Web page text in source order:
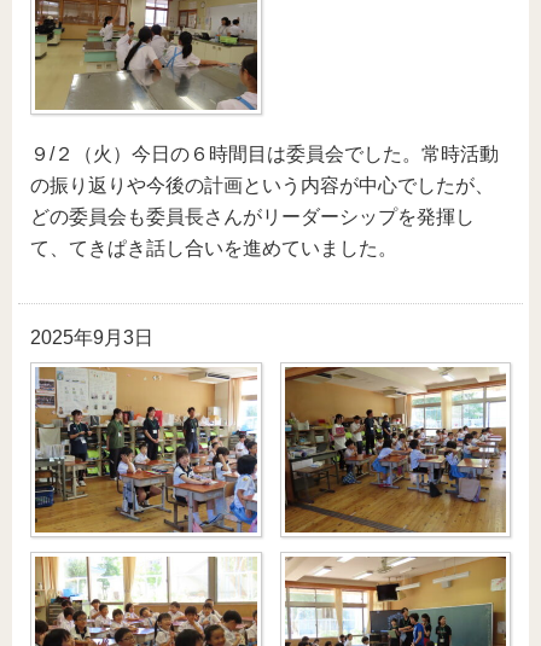
９/２（火）今日の６時間目は委員会でした。常時活動
の振り返りや今後の計画という内容が中心でしたが、
どの委員会も委員長さんがリーダーシップを発揮し
て、てきぱき話し合いを進めていました。
2025年9月3日